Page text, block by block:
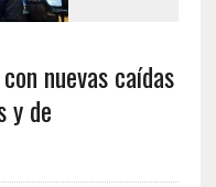
nuevas caídas
y de